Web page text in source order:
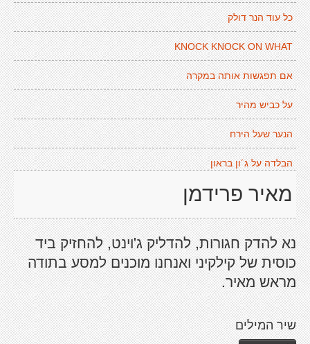
כל עוד הנר דולק
KNOCK KNOCK ON WHAT
אם תפגשות אותה במקרה
על כביש מהיר
הנער שעל הירח
הבלדה על ג´ון בראון
מאיר פרידמן
נא להדק חגורות, להדליק ג'וינט, להחזיק ביד
כוסית של קילקיני ואנחנו מוכנים למסע בתודה
מראש מאיר.
שיר המילים